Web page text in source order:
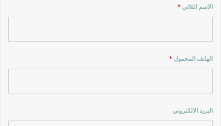
الاسم الثلاثي*
الهاتف المحمول*
البريد الالكتروني